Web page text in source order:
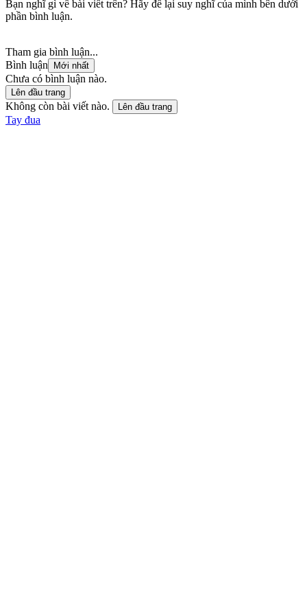
Bạn nghĩ gì về bài viết trên? Hãy để lại suy nghĩ của mình bên dưới
phần bình luận.
Tham gia bình luận...
Bình luận
Mới nhất
Chưa có bình luận nào.
Lên đầu trang
Không còn bài viết nào. Lên đầu trang
Tay đua